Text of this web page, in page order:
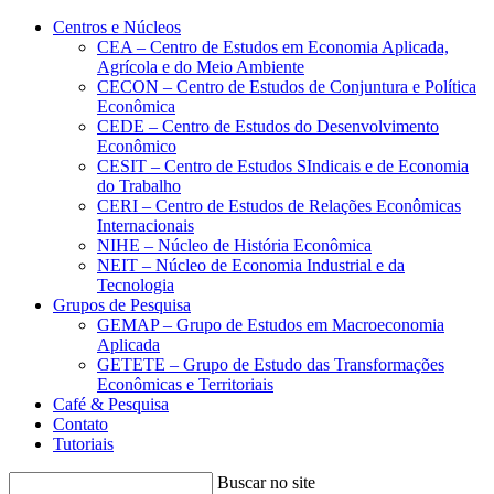
Conteúdo principal Menu principal
Centros e Núcleos
CEA – Centro de Estudos em Economia Aplicada,
Agrícola e do Meio Ambiente
CECON – Centro de Estudos de Conjuntura e Política
Econômica
CEDE – Centro de Estudos do Desenvolvimento
Econômico
CESIT – Centro de Estudos SIndicais e de Economia
do Trabalho
CERI – Centro de Estudos de Relações Econômicas
Internacionais
NIHE – Núcleo de História Econômica
NEIT – Núcleo de Economia Industrial e da
Tecnologia
Grupos de Pesquisa
GEMAP – Grupo de Estudos em Macroeconomia
Aplicada
GETETE – Grupo de Estudo das Transformações
Econômicas e Territoriais
Café & Pesquisa
Contato
Tutoriais
Buscar no site